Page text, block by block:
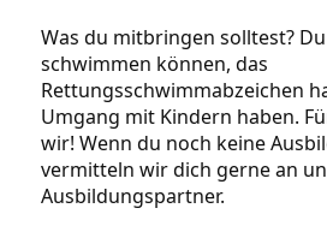
Was du mitbringen solltest?
schwimmen können, das
Rettungsschwimmabzeichen
Umgang mit Kindern haben.
wir! Wenn du noch keine
vermitteln wir dich gerne an
Ausbildungspartner.